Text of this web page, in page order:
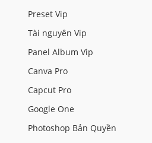
Preset Vip
Tài nguyên Vip
Panel Album Vip
Canva Pro
Capcut Pro
Google One
Photoshop Bản Quyền